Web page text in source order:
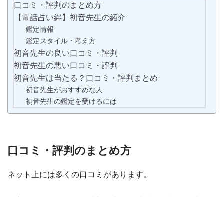
口コミ・評判のまとめ方
【電話占い絆】初音先生の紹介
鑑定情報
鑑定スタイル・考え方
初音先生の良い口コミ・評判
初音先生の悪い口コミ・評判
初音先生は当たる？口コミ・評判まとめ
初音先生がおすすめな人
初音先生の鑑定を受けるには
口コミ・評判のまとめ方
ネット上には多くの口コミがあります。